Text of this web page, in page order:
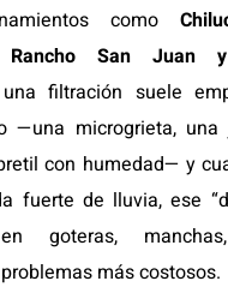
como
Rancho San Juan
filtración suele
—una microgrieta, una
con humedad— y
fuerte de lluvia, ese
goteras,
más costosos.